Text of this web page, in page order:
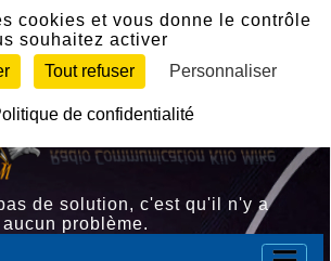
de solution, c'est qu'il n'y a
aucun problème.
des cookies
cookies et vous donne le contrôle
souhaitez activer
Tout refuser Personnaliser
de confidentialité